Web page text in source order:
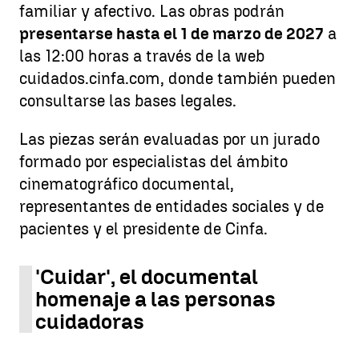
familiar y afectivo. Las obras podrán
presentarse hasta el 1 de marzo de 2027 a
las 12:00 horas a través de la web
cuidados.cinfa.com, donde también pueden
consultarse las bases legales.
Las piezas serán evaluadas por un jurado
formado por especialistas del ámbito
cinematográfico documental,
representantes de entidades sociales y de
pacientes y el presidente de Cinfa.
'Cuidar', el documental
homenaje a las personas
cuidadoras